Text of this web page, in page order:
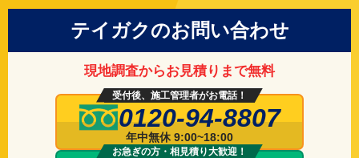
テイガクのお問い合わせ
現地調査からお見積りまで無料
受付後、施工管理者がお電話！
0120-94-8807
年中無休 9:00~18:00
お急ぎの方・相見積り大歓迎！